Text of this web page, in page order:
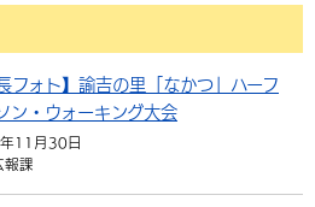
中国語（簡体字）
健康・予防
住宅・インフラ
産業・雇用
税金
子どもを預ける
健康・医療
スポットを探す
フォト】諭吉の里「なかつ」ハーフ
ン・ウォーキング大会
11月30日
報課